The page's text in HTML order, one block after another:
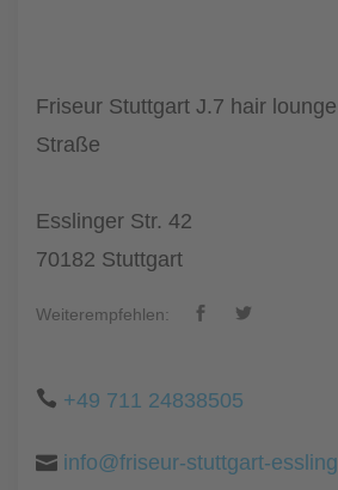
Friseur Stuttgart J.7 hair
Straße
Esslinger Str. 42
70182 Stuttgart
Weiterempfehlen:
+49 711 24838505
info@friseur-stuttgart-